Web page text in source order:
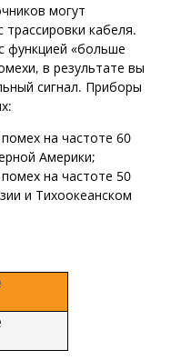
могут
трассировки кабеля.
функцией «больше
в результате вы
сигнал. Приборы
на частоте 60
Америки;
на частоте 50
и Тихоокеанском